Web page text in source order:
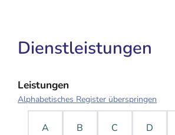
Dienstleistungen
Leistungen
Alphabetisches Register überspringen
A B C D